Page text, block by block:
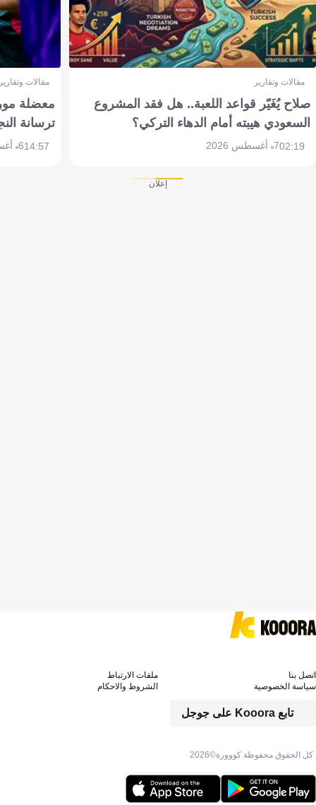
مقالات وتقارير
صلاح يُغَيّر قواعد اللعبة.. هل فقد المشروع
السعودي هيبته أمام الدهاء التركي؟
02:197 أغسطس 2026
مقالات
معضلة
ترسانة
14:576 أغسطس 2026
إعلان
كل الحقوق محفوظة كووورة©2026
تابع Kooora على جوجل
اتصل بنا
ملفات الارتباط
سياسة الخصوصية
الشروط والاحكام